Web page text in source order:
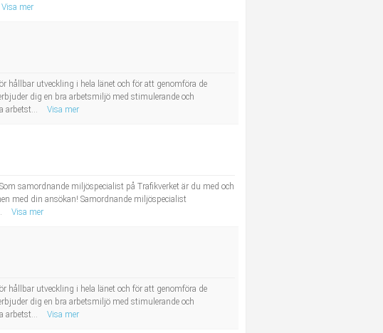
Visa mer
hållbar utveckling i hela länet och för att genomföra de
dig en bra arbetsmiljö med stimulerande och
arbetst...
Visa mer
samordnande miljöspecialist på Trafikverket är du med och
med din ansökan! Samordnande miljöspecialist
Visa mer
hållbar utveckling i hela länet och för att genomföra de
dig en bra arbetsmiljö med stimulerande och
arbetst...
Visa mer